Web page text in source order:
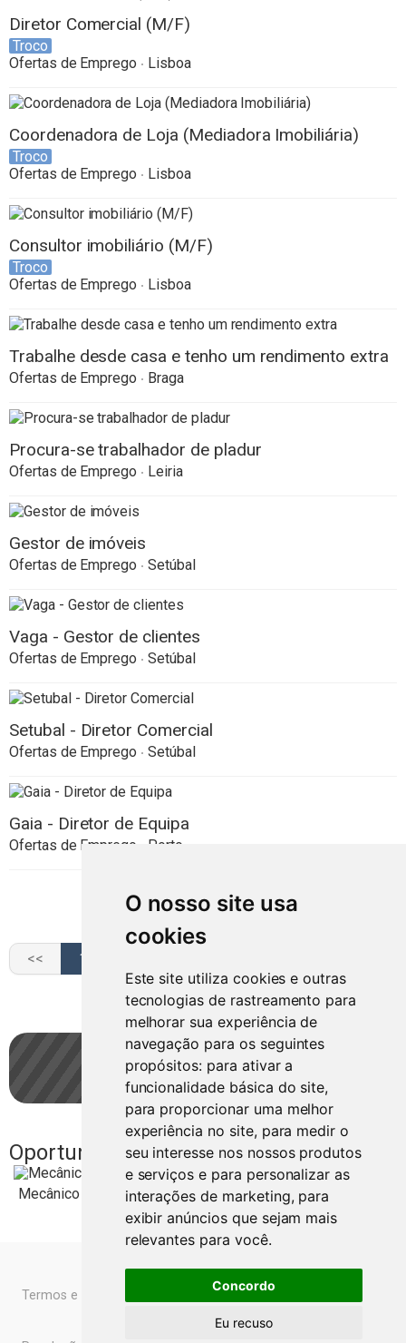
O nosso site usa
cookies
Este site utiliza cookies e outras
tecnologias de rastreamento para
melhorar sua experiência de
navegação para os seguintes
propósitos: para ativar a
funcionalidade básica do site,
para proporcionar uma melhor
experiência no site, para medir o
seu interesse nos nossos produtos
e serviços e para personalizar as
interações de marketing, para
exibir anúncios que sejam mais
relevantes para você.
Concordo
Eu recuso
Diretor Comercial (M/F)
Troco
Ofertas de Emprego
Lisboa
Coordenadora de Loja (Mediadora Imobiliária)
Troco
Ofertas de Emprego
Lisboa
Consultor imobiliário (M/F)
Troco
Ofertas de Emprego
Lisboa
Trabalhe desde casa e tenho um rendimento extra
Ofertas de Emprego Braga
Procura-se trabalhador de pladur
Ofertas de Emprego Leiria
Gestor de imóveis
Ofertas de Emprego Setúbal
Vaga - Gestor de clientes
Ofertas de Emprego Setúbal
Setubal - Diretor Comercial
Ofertas de Emprego Setúbal
Gaia - Diretor de Equipa
Ofertas de Emprego Porto
1
Guardar pesquisa
Oportunidades
Mecânico Pesado
Termos e Condições Livro de Reclamações Online